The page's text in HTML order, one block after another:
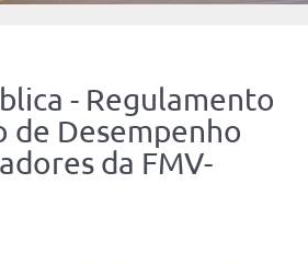
- Regulamento
de Desempenho
da FMV-